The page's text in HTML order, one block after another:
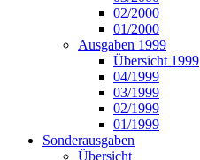
02/2000
01/2000
Ausgaben 1999
Übersicht 1999
04/1999
03/1999
02/1999
01/1999
Sonderausgaben
Übersicht